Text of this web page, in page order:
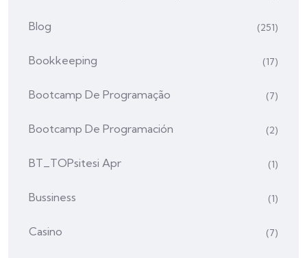
Blog (251)
Bookkeeping (17)
Bootcamp De Programação (7)
Bootcamp De Programación (2)
BT_TOPsitesi Apr (1)
Bussiness (1)
Casino (7)